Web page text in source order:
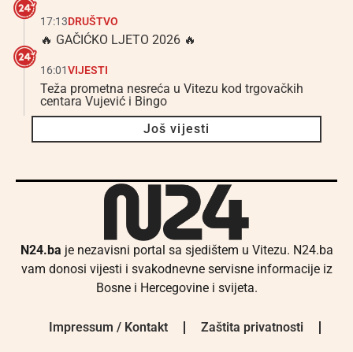
17:13DRUŠTVO
🔥 GAČIĆKO LJETO 2026 🔥
16:01VIJESTI
Teža prometna nesreća u Vitezu kod trgovačkih
centara Vujević i Bingo
Još vijesti
N24.ba je nezavisni portal sa sjedištem u Vitezu. N24.ba
vam donosi vijesti i svakodnevne servisne informacije iz
Bosne i Hercegovine i svijeta.
Impressum / Kontakt Zaštita privatnosti